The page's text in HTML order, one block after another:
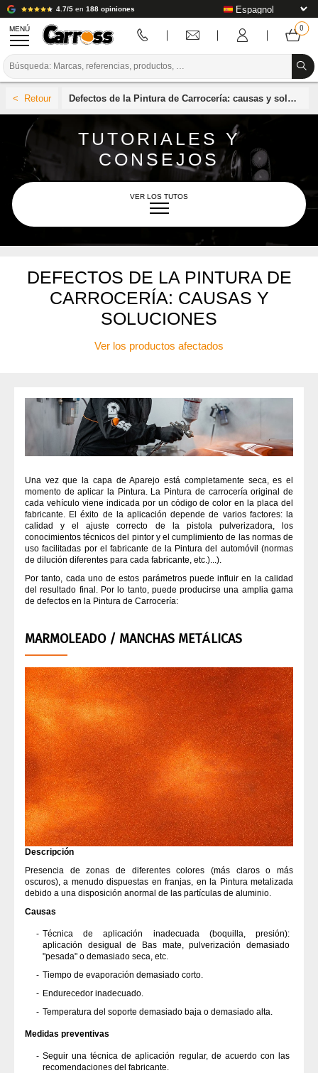
4.7/5 en 188 opiniones
MENÚ
PREPARACIÓN / PINTURA / ACABADO
CONSUMIBLES DE CARROCERÍA
HERRAMIENTAS DE CARROCERÍA
MARCAS
INSTALACIÓN DE LABORATORIO
TUTORIALES Y CONSEJOS
¿QUIÉNES SOMOS?
Defectos de la Pintura de Carrocería: causas y soluciones
TUTORIALES Y
CONSEJOS
VER LOS TUTOS
ACABADO
AEROSOLE
BARNIZ PARA CARROCERÍAS
CARROCERÍA AL VACÍO
CÓDIGO DEL COLOR DE LA PINTURA
COLAS
DESENGRASANTE DE CARROCERÍAS
ENDURECEDOR
ENMASCARADO DE CARROCERÍAS
HERRAMIENTAS ELÉCTRICAS
HERRAMIENTAS MANUALES
LIJADO DE CARROCERÍAS
MASILLA
PINTURA
DEFECTOS DE LA PINTURA DE
CARROCERÍA: CAUSAS Y
SOLUCIONES
Ver los productos afectados
Una vez que la capa de Aparejo está completamente seca, es el
momento de aplicar la Pintura. La Pintura de carrocería original de
cada vehículo viene indicada por un código de color en la placa del
fabricante. El éxito de la aplicación depende de varios factores: la
calidad y el ajuste correcto de la pistola pulverizadora, los
conocimientos técnicos del pintor y el cumplimiento de las normas de
uso facilitadas por el fabricante de la Pintura del automóvil (normas
de dilución diferentes para cada fabricante, etc.)...).
Por tanto, cada uno de estos parámetros puede influir en la calidad
del resultado final. Por lo tanto, puede producirse una amplia gama
de defectos en la Pintura de Carrocería:
MARMOLEADO / MANCHAS METÁLICAS
Descripción
Presencia de zonas de diferentes colores (más claros o más
oscuros), a menudo dispuestas en franjas, en la Pintura metalizada
debido a una disposición anormal de las partículas de aluminio.
Causas
Técnica de aplicación inadecuada (boquilla, presión):
aplicación desigual de Bas mate, pulverización demasiado
"pesada" o demasiado seca, etc.
Tiempo de evaporación demasiado corto.
Endurecedor inadecuado.
Temperatura del soporte demasiado baja o demasiado alta.
Medidas preventivas
Seguir una técnica de aplicación regular, de acuerdo con las
recomendaciones del fabricante.